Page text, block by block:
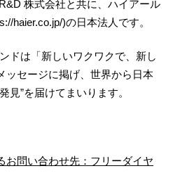
株式会社と共に、ハイアール
haier.co.jp/)の日本法人です。
ドは「新しいワクワクで、新し
ッセージに掲げ、世界から日本
見”を届けてまいります。
お問い合わせ先：フリーダイヤ